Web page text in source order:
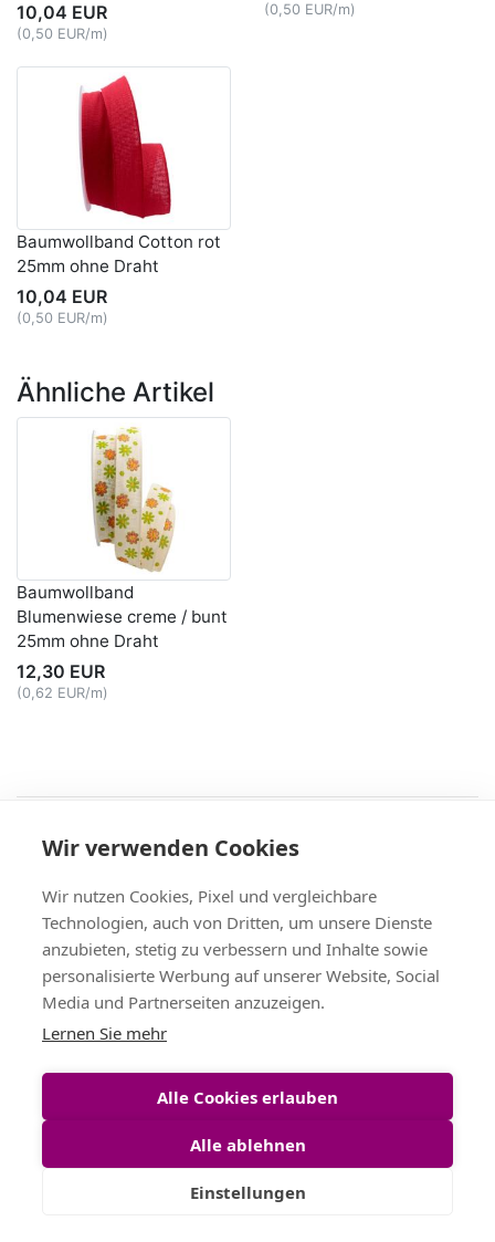
10,04 EUR
(0,50 EUR/m)
(0,50 EUR/m)
Baumwollband Cotton rot
25mm ohne Draht
10,04 EUR
(0,50 EUR/m)
Ähnliche Artikel
Baumwollband
Blumenwiese creme / bunt
25mm ohne Draht
12,30 EUR
(0,62 EUR/m)
AGB
| Widerruf & -formular | Datenschutz
Versand & Zahlung,Kontakt,Fax-Bestellschein
+49 (0)8704/9281-95, Fax: -96
Vertrag widerrufen
Bänder Großhandel
Inh. Bruno Hatzl e.K. 2026 — Alle Rechte
Wir verwenden Cookies
Wir nutzen Cookies, Pixel und vergleichbare
Technologien, auch von Dritten, um unsere Dienste
anzubieten, stetig zu verbessern und Inhalte sowie
personalisierte Werbung auf unserer Website, Social
Media und Partnerseiten anzuzeigen.
Lernen Sie mehr
Alle Cookies erlauben
Alle ablehnen
Einstellungen